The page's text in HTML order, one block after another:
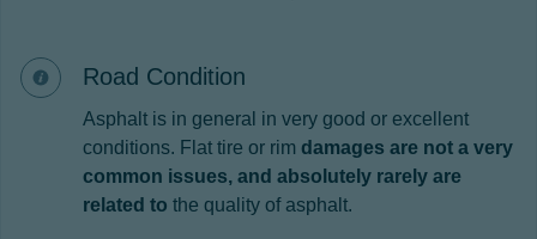
Road Condition
Asphalt is in general in very good or excellent
conditions. Flat tire or rim damages are not a very
common issues, and absolutely rarely are
related to the quality of asphalt.